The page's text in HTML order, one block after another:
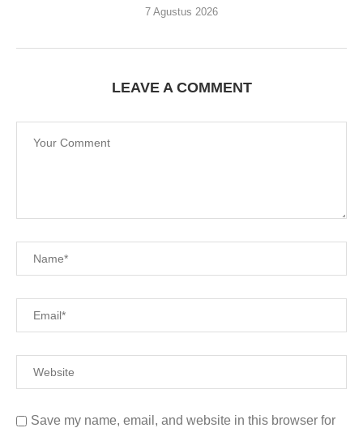
7 Agustus 2026
LEAVE A COMMENT
Save my name, email, and website in this browser for